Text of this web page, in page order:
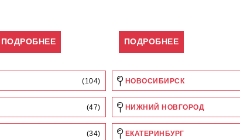
ПОДРОБНЕЕ ПОДРОБНЕЕ
(104) НОВОСИБИРСК
(47) НИЖНИЙ НОВГОРОД
(34) ЕКАТЕРИНБУРГ